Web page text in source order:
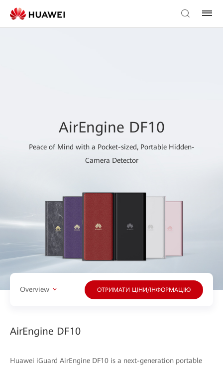
AirEngine DF10
Peace of Mind with a Pocket-sized, Portable Hidden-
Camera Detector
Overview ОТРИМАТИ ЦІНИ/ІНФОРМАЦІЮ
AirEngine DF10
Huawei iGuard AirEngine DF10 is a next-generation portable